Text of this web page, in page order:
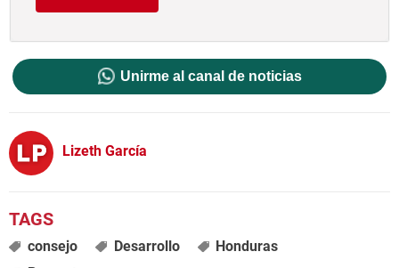
Unirme al canal de noticias
Lizeth García
consejo Desarrollo
Honduras